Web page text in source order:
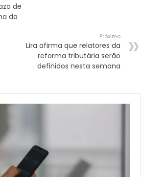
de
da
Próximo
Lira afirma que relatores da
reforma tributária serão
definidos nesta semana